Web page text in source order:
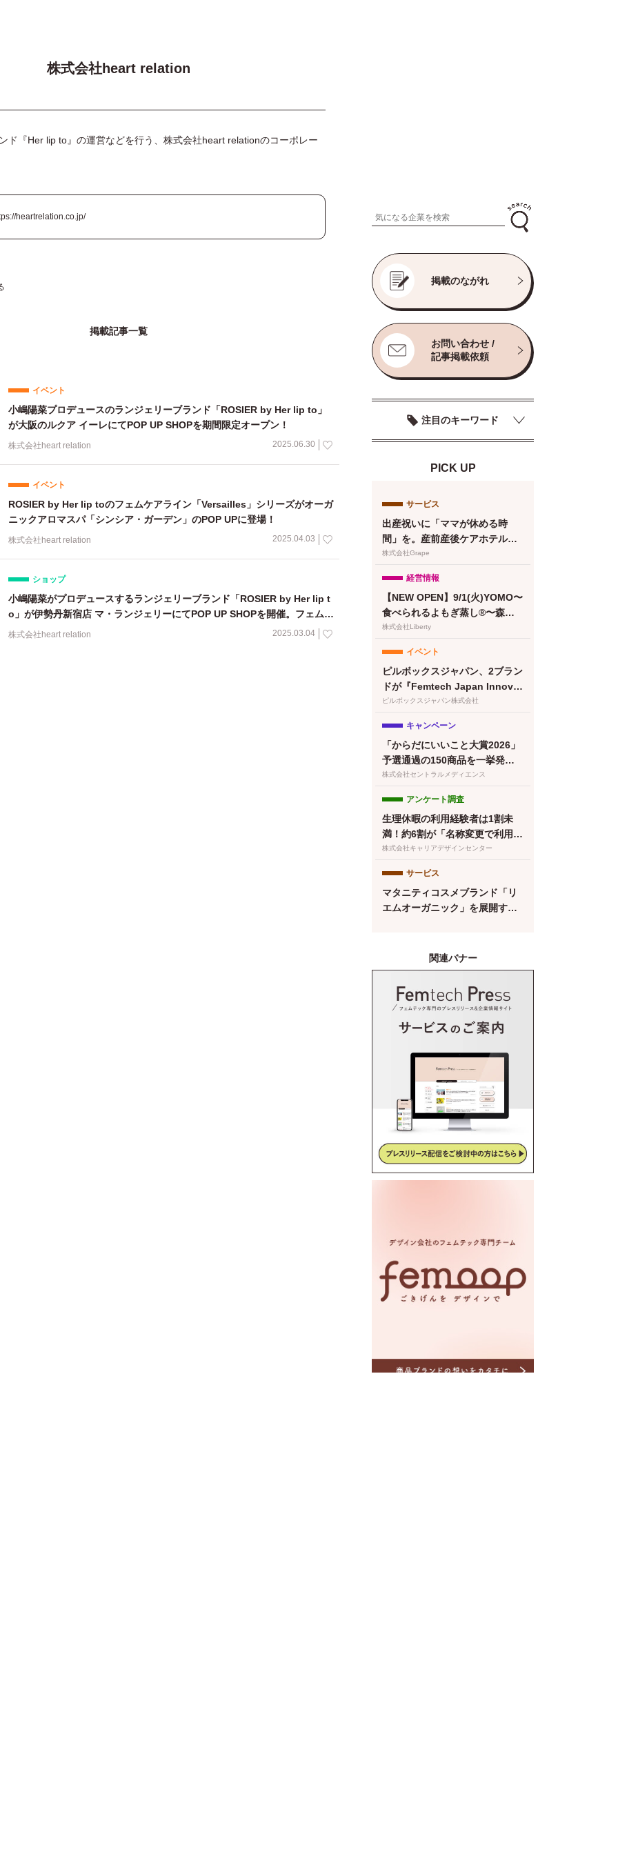
株式会社heart relation
ド『Her lip to』の運営などを行う、株式会社heart relationのコーポレー
heartrelation.co.jp/
掲載記事一覧
イベント
小嶋陽菜プロデュースのランジェリーブランド「ROSIER by Her lip to」
が大阪のルクア イーレにてPOP UP SHOPを期間限定オープン！
株式会社heart relation 2025.06.30
イベント
ROSIER by Her lip toのフェムケアライン「Versailles」シリーズがオーガ
ニックアロマスパ「シンシア・ガーデン」のPOP UPに登場！
株式会社heart relation 2025.04.03
ショップ
小嶋陽菜がプロデュースするランジェリーブランド「ROSIER by Her lip t
o」が伊勢丹新宿店 マ・ランジェリーにてPOP UP SHOPを開催。フェムケ
アラインも登場！
株式会社heart relation 2025.03.04
掲載のながれ
お問い合わせ /
記事掲載依頼
注目のキーワード
PICK UP
サービス
出産祝いに「ママが休める時
間」を。産前産後ケアホテル
「ぶどうの木」、複数人で贈れ
株式会社Grape
経営情報
【NEW OPEN】9/1(火)YOMO〜
食べられるよもぎ蒸し®〜森下
清澄白河店グランドオープン！
株式会社Liberty
イベント
ピルボックスジャパン、2ブラン
ドが『Femtech Japan Innovat
ion Pitch 2026』最終ノミネー
ピルボックスジャパン株式会社
キャンペーン
「からだにいいこと大賞2026」
予選通過の150商品を一挙発
表！本日より特設サイトもオー
株式会社セントラルメディエンス
アンケート調査
生理休暇の利用経験者は1割未
満！約6割が「名称変更で利用し
やすくなる」と回答／『女の転
ト【第134回】
株式会社キャリアデザインセンター
サービス
マタニティコスメブランド「リ
エムオーガニック」を展開する
関連バナー